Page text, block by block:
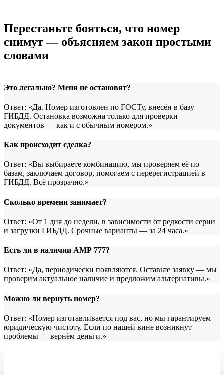
Перестаньте бояться, что номер
снимут — объясняем закон простыми
словами
Это легально? Меня не остановят?
Ответ: «Да. Номер изготовлен по ГОСТу, внесён в базу
ГИБДД. Остановка возможна только для проверки
документов — как и с обычным номером.»
Как происходит сделка?
Ответ: «Вы выбираете комбинацию, мы проверяем её по
базам, заключаем договор, помогаем с перерегистрацией в
ГИБДД. Всё прозрачно.»
Сколько времени занимает?
Ответ: «От 1 дня до недели, в зависимости от редкости серии
и загрузки ГИБДД. Срочные варианты — за 24 часа.»
Есть ли в наличии АМР 777?
Ответ: «Да, периодически появляются. Оставьте заявку — мы
проверим актуальное наличие и предложим альтернативы.»
Можно ли вернуть номер?
Ответ: «Номер изготавливается под вас, но мы гарантируем
юридическую чистоту. Если по нашей вине возникнут
проблемы — вернём деньги.»